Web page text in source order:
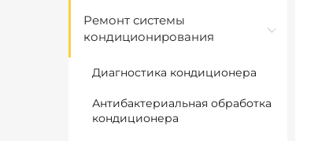
Ремонт системы
кондиционирования
Диагностика кондиционера
Антибактериальная обработка
кондиционера